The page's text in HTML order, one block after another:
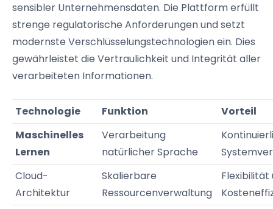
sensibler Unternehmensdaten. Die Plattform erfüllt
strenge regulatorische Anforderungen und setzt
modernste Verschlüsselungstechnologien ein. Dies
gewährleistet die Vertraulichkeit und Integrität aller
verarbeiteten Informationen.
Technologie Funktion
Vorteil
Maschinelles
Lernen
Verarbeitung
natürlicher Sprache
Cloud-
Architektur
Skalierbare
Ressourcenverwaltung
Flexibilität